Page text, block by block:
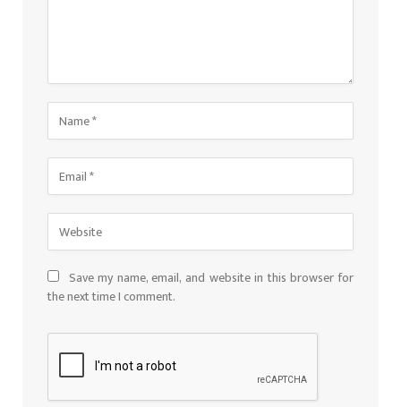
Save my name, email, and website in this browser for
the next time I comment.